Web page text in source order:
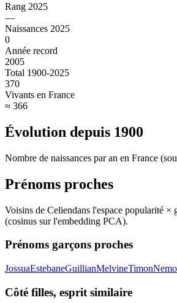
Rang 2025
—
Naissances 2025
0
Année record
2005
Total 1900-2025
370
Vivants en France
≈ 366
Évolution depuis 1900
Nombre de naissances par an en France
Prénoms proches
Voisins de Celiendans l'espace popularité ×
(cosinus sur l'embedding PCA).
Prénoms garçons proches
JossuaEstebaneGuillianMelvineTimonNemo
Côté filles, esprit similaire